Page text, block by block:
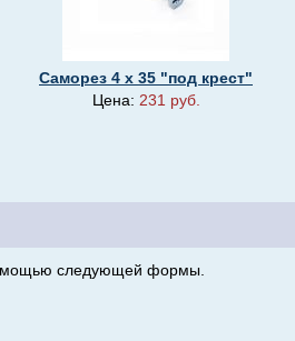
Саморез 4 х 35 "под крест"
Цена: 231 руб.
следующей формы.